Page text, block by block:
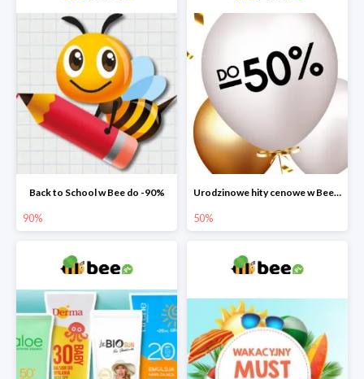
Back to School w Bee do -90%
90%
Urodzinowe hity cenowe w Bee do -50%
50%